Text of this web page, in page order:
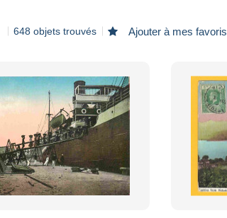
648 objets trouvés Ajouter à mes favoris